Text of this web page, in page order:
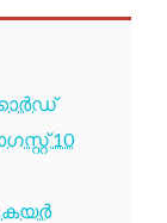
10
കയർ